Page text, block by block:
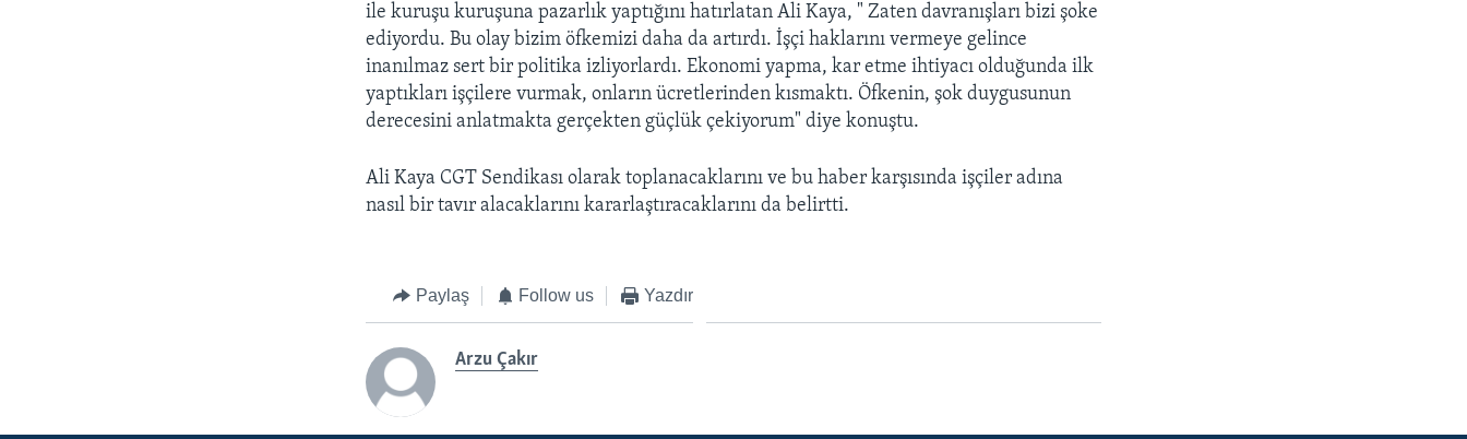
ile kuruşu kuruşuna pazarlık yaptığını hatırlatan Ali Kaya, " Zaten davranışları bizi şoke
ediyordu. Bu olay bizim öfkemizi daha da artırdı. İşçi haklarını vermeye gelince
inanılmaz sert bir politika izliyorlardı. Ekonomi yapma, kar etme ihtiyacı olduğunda ilk
yaptıkları işçilere vurmak, onların ücretlerinden kısmaktı. Öfkenin, şok duygusunun
derecesini anlatmakta gerçekten güçlük çekiyorum" diye konuştu.
Ali Kaya CGT Sendikası olarak toplanacaklarını ve bu haber karşısında işçiler adına
nasıl bir tavır alacaklarını kararlaştıracaklarını da belirtti.
Paylaş Follow us Yazdır
Arzu Çakır